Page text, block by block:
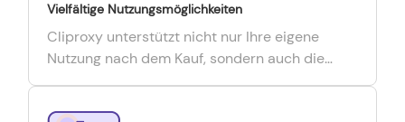
Vielfältige Nutzungsmöglichkeiten
Cliproxy unterstützt nicht nur Ihre eigene
Nutzung nach dem Kauf, sondern auch die